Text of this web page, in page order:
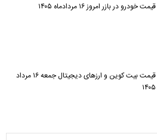
قیمت خودرو در بازر امروز ۱۶ مردادماه ۱۴۰۵
قیمت بیت کوین و ارز‌های دیجیتال جمعه ۱۶ مرداد
۱۴۰۵